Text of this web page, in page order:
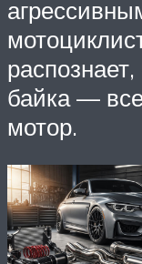
распознает,
байка —
мотор.